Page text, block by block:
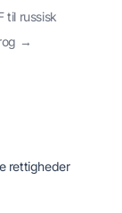
til russisk
→
rettigheder